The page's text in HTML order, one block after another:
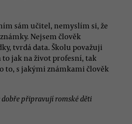
sám učitel, nemyslím si, že
Nejsem člověk
tvrdá data. Školu považuji
to jak na život profesní, tak
to, s jakými známkami člověk
dobře připravují romské děti